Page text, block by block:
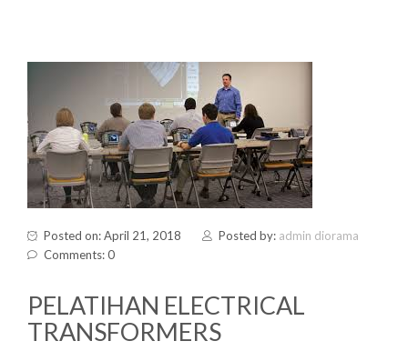
Posted on: April 21, 2018 Posted by: admin diorama
Comments: 0
PELATIHAN ELECTRICAL
TRANSFORMERS